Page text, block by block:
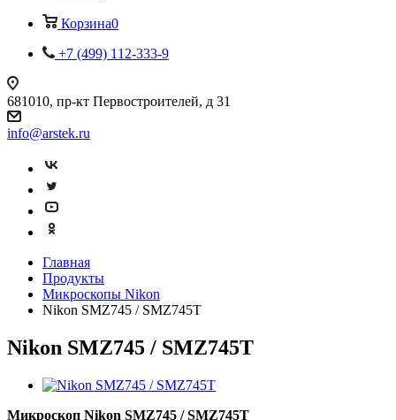
Корзина0
+7 (499) 112-333-9
681010, пр-кт Первостроителей, д 31
info@arstek.ru
Главная
Продукты
Микроскопы Nikon
Nikon SMZ745 / SMZ745T
Nikon SMZ745 / SMZ745T
Микроскоп Nikon SMZ745 / SMZ745T